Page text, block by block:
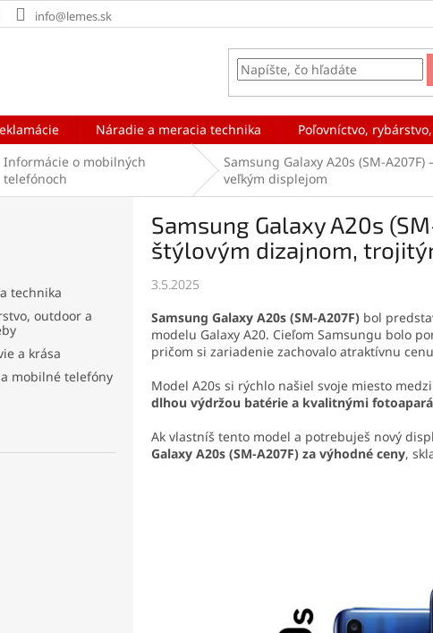
info@lemes.sk
Náradie a meracia technika Poľovníctvo,
Informácie o mobilných
telefónoch
Samsung Galaxy A20s (SM-
veľkým displejom
technika
outdoor a
a krása
mobilné telefóny
Samsung Galaxy A20s
štýlovým dizajnom,
3.5.2025
Samsung Galaxy A20s (SM-A207F) bol
modelu Galaxy A20. Cieľom Samsungu bolo
pričom si zariadenie zachovalo atraktívnu
Model A20s si rýchlo našiel svoje miesto
dlhou výdržou batérie a kvalitnými
Ak vlastníš tento model a potrebuješ nový
Galaxy A20s (SM-A207F) za výhodné ceny,